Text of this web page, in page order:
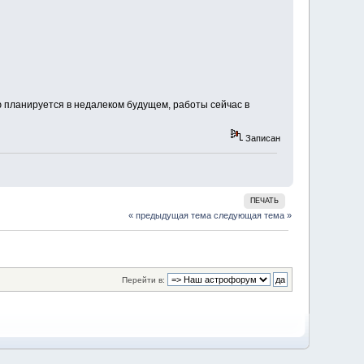
в недалеком будущем, работы сейчас в
Записан
ПЕЧАТЬ
« предыдущая тема следующая тема »
Перейти в: